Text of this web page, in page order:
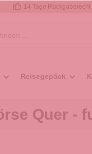
14 Tage Rückgaberecht
Reisegepäck
Quer -